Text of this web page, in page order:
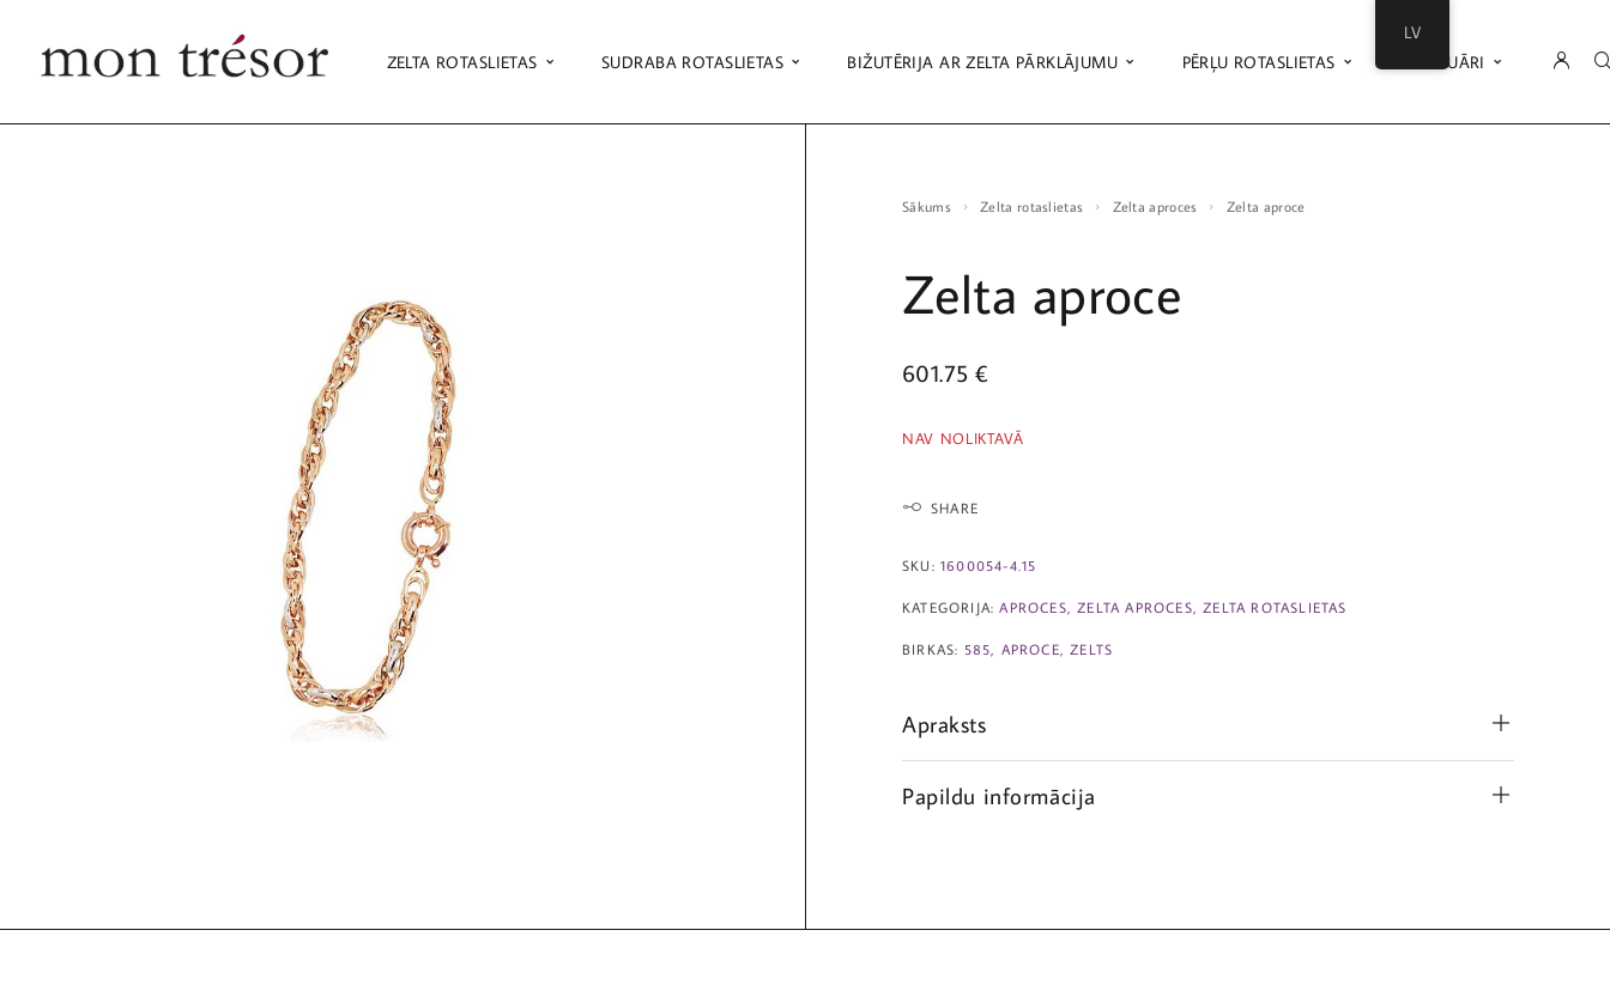
ZELTA ROTASLIETAS SUDRABA ROTASLIETAS BIŽUTĒRIJA AR ZELTA PĀRKLĀJUMU PĒRĻU ROTASLIETAS AKSESUĀRI
Sākums Zelta rotaslietas Zelta aproces Zelta aproce
Zelta aproce
601.75 €
NAV NOLIKTAVĀ
SHARE
SKU: 1600054-4.15
KATEGORIJA:APROCES ZELTA APROCES ZELTA ROTASLIETAS
BIRKAS: 585 APROCE ZELTS
Apraksts
Papildu informācija
LV